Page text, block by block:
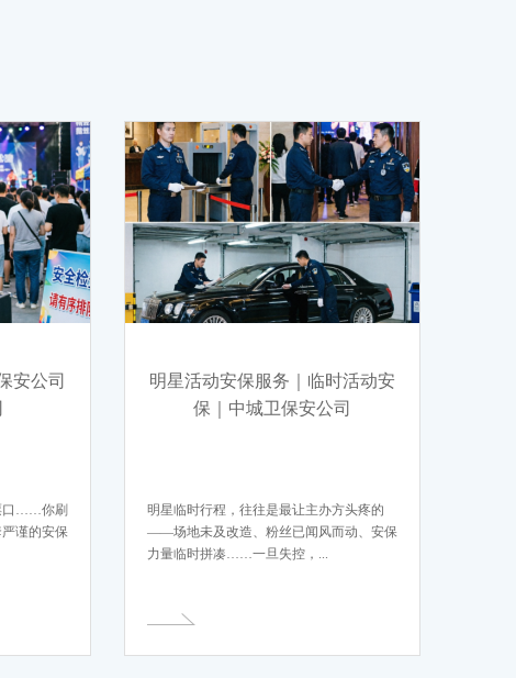
安公司
口……你刷
谨的安保
明星活动安保服务｜临时活动安
保｜中城卫保安公司
明星临时行程，往往是最让主办方头疼的
——场地未及改造、粉丝已闻风而动、安保
力量临时拼凑……一旦失控，...